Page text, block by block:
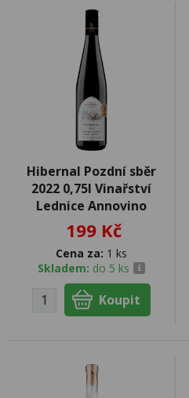
Hibernal Pozdní sběr
2022 0,75l Vinařství
Lednice Annovino
199 Kč
Cena za: 1 ks
Skladem: do 5 ks